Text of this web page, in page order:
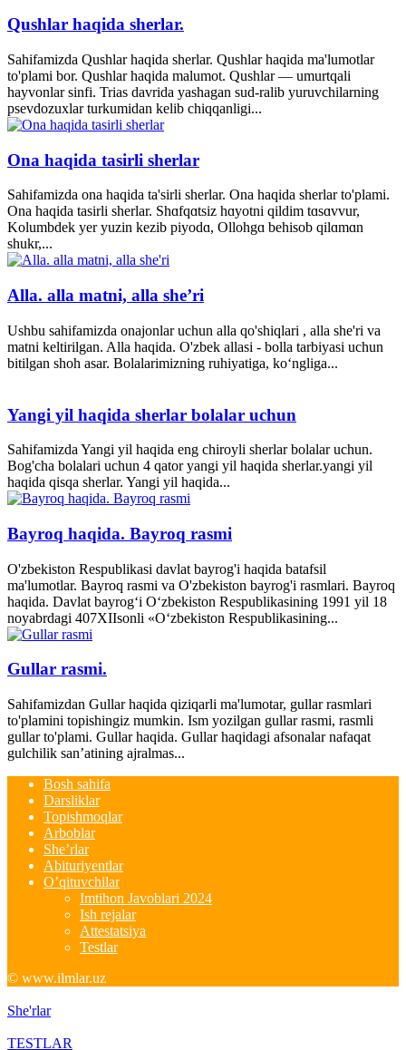
Qushlar haqida sherlar.
Sahifamizda Qushlar haqida sherlar. Qushlar haqida ma'lumotlar
to'plami bor. Qushlar haqida malumot. Qushlar — umurtqali
hayvonlar sinfi. Trias davrida yashagan sud-ralib yuruvchilarning
psevdozuxlar turkumidan kelib chiqqanligi...
Ona haqida tasirli sherlar
Sahifamizda ona haqida ta'sirli sherlar. Ona haqida sherlar to'plami.
Ona haqida tasirli sherlar. Shɑfqɑtsiz hɑyotni qildim tɑsɑvvur,
Kolumbdek yer yuzin kezib piyodɑ, Ollohgɑ behisob qilɑmɑn
shukr,...
Alla. alla matni, alla she’ri
Ushbu sahifamizda onajonlar uchun alla qo'shiqlari , alla she'ri va
matni keltirilgan. Alla haqida. O'zbek allasi - bolla tarbiyasi uchun
bitilgan shoh asar. Bolalarimizning ruhiyatiga, ko‘ngliga...
Yangi yil haqida sherlar bolalar uchun
Sahifamizda Yangi yil haqida eng chiroyli sherlar bolalar uchun.
Bog'cha bolalari uchun 4 qator yangi yil haqida sherlar.yangi yil
haqida qisqa sherlar. Yangi yil haqida...
Bayroq haqida. Bayroq rasmi
O'zbekiston Respublikasi davlat bayrog'i haqida batafsil
ma'lumotlar. Bayroq rasmi va O'zbekiston bayrog'i rasmlari. Bayroq
haqida. Davlat bayrog‘i O‘zbekiston Respublikasining 1991 yil 18
noyabrdagi 407­XII­sonli «O‘zbekiston Respublikasining...
Gullar rasmi.
Sahifamizdan Gullar haqida qiziqarli ma'lumotar, gullar rasmlari
to'plamini topishingiz mumkin. Ism yozilgan gullar rasmi, rasmli
gullar to'plami. Gullar haqida. Gullar haqidagi afsonalar nafaqat
gulchilik san’atining ajralmas...
Bosh sahifa
Darsliklar
Topishmoqlar
Arboblar
She’rlar
Abituriyentlar
O’qituvchilar
Imtihon Javoblari 2024
Ish rejalar
Attestatsiya
Testlar
© www.ilmlar.uz
She'rlar
TESTLAR